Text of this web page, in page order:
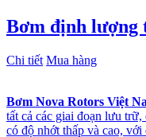
Bơm định lượng
Chi tiết Mua hàng
Bơm Nova Rotors Việt
tất cả các giai đoạn lưu
có độ nhớt thấp và cao,